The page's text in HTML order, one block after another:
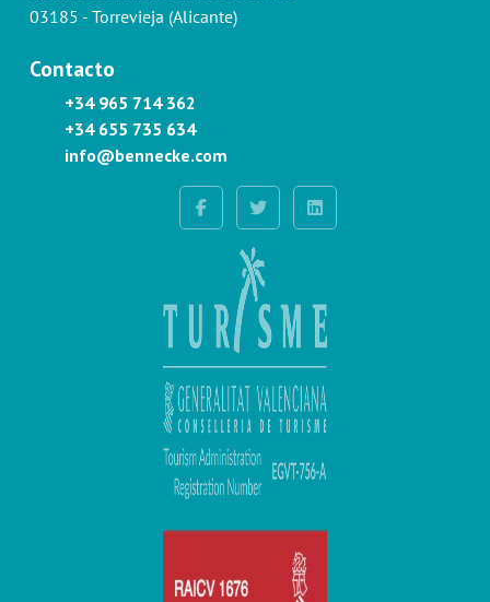
03185 - Torrevieja (Alicante)
Contacto
+34 965 714 362
+34 655 735 634
info@bennecke.com